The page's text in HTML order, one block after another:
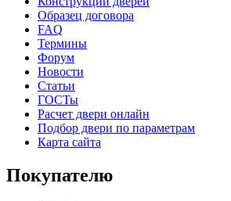
Образец договора
FAQ
Термины
Форум
Новости
Статьи
ГОСТы
Расчет двери онлайн
Подбор двери по параметрам
Карта сайта
Покупателю